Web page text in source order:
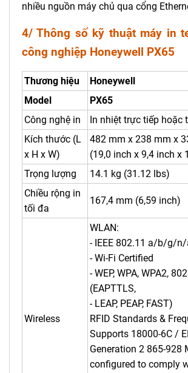
nhiều nguồn máy chủ qua cổng
4/ Thông số kỹ thuật máy in
công nghiệp Honeywell PX65
Thương hiệu
Honeywell
Model
PX65
Công nghệ in
In nhiệt trực tiếp hoặc
Kích thước (L
x H x W)
482 mm x 238 mm x
(19,0 inch x 9,4 inch x
Trọng lượng
14.1 kg (31.12 lbs)
Chiều rộng in
tối đa
167,4 mm (6,59 inch)
Wireless
WLAN:
- IEEE 802.11 a/b/g/
- Wi-Fi Certified
- WEP, WPA, WPA2,
(EAPTTLS,
- LEAP, PEAP, FAST)
RFID Standards &
Supports 18000-6C /
Generation 2 865-928
configured to comply